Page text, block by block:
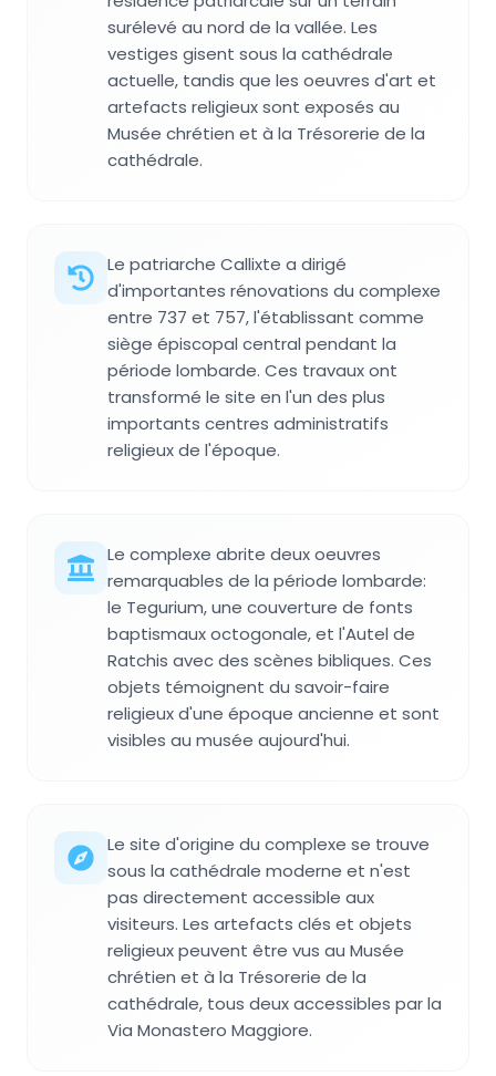
surélevé au nord de la vallée. Les
vestiges gisent sous la cathédrale
actuelle, tandis que les oeuvres d'art et
artefacts religieux sont exposés au
Musée chrétien et à la Trésorerie de la
cathédrale.
Le patriarche Callixte a dirigé
d'importantes rénovations du complexe
entre 737 et 757, l'établissant comme
siège épiscopal central pendant la
période lombarde. Ces travaux ont
transformé le site en l'un des plus
importants centres administratifs
religieux de l'époque.
Le complexe abrite deux oeuvres
remarquables de la période lombarde:
le Tegurium, une couverture de fonts
baptismaux octogonale, et l'Autel de
Ratchis avec des scènes bibliques. Ces
objets témoignent du savoir-faire
religieux d'une époque ancienne et sont
visibles au musée aujourd'hui.
Le site d'origine du complexe se trouve
sous la cathédrale moderne et n'est
pas directement accessible aux
visiteurs. Les artefacts clés et objets
religieux peuvent être vus au Musée
chrétien et à la Trésorerie de la
cathédrale, tous deux accessibles par la
Via Monastero Maggiore.